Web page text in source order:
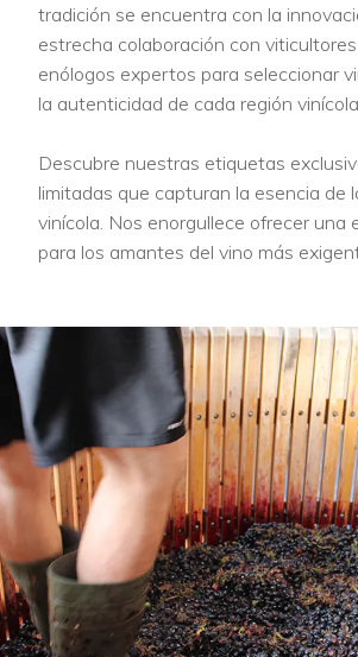
tradición se encuentra con la
estrecha colaboración con
enólogos expertos para seleccionar
la autenticidad de cada región vinícola.
Descubre nuestras etiquetas
limitadas que capturan la esencia de
vinícola. Nos enorgullece ofrecer una
para los amantes del vino más